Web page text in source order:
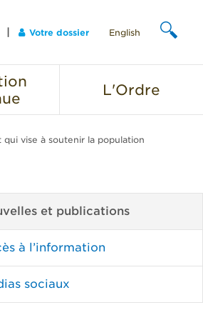
Votre dossier English
L'Ordre
vise à soutenir la population
et publications
à l’information
sociaux